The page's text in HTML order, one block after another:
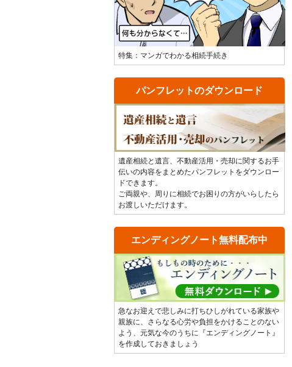
特集：マンガでわかる相続手続き
パンフレットのダウンロード
遺産相続と遺言、不動産活用・売却に関するお手
伝いの内容をまとめたパンフレットをダウンロー
ドできます。
ご両親や、周りに相続でお困りの方がいらしたら
お渡しいただけます。
エンディングノート無料配布中
急なお迎えで悲しみに打ちひしがれている家族や
親族に、さらなる心労や負担をかけることのない
よう、元気な今のうちに『エンディングノート』
を作成しておきましょう